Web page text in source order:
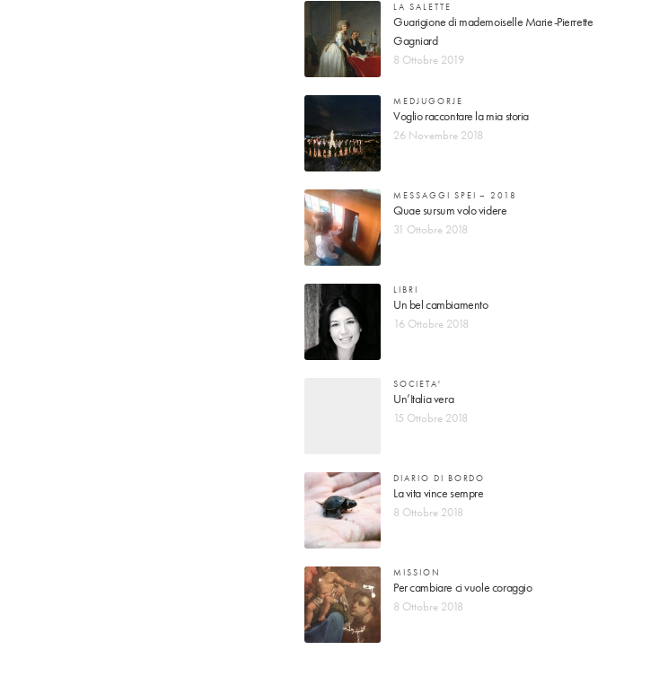
LA SALETTE
Guarigione di mademoiselle Marie-Pierrette
Gagniard
8 Ottobre 2019
MEDJUGORJE
Voglio raccontare la mia storia
26 Novembre 2018
MESSAGGI SPEI – 2018
Quae sursum volo videre
31 Ottobre 2018
LIBRI
Un bel cambiamento
16 Ottobre 2018
SOCIETA'
Un’Italia vera
15 Ottobre 2018
DIARIO DI BORDO
La vita vince sempre
8 Ottobre 2018
MISSION
Per cambiare ci vuole coraggio
8 Ottobre 2018